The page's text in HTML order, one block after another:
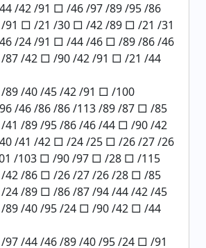
/42 /91 □ /46 /97 /89 /95 /86
91 □ /21 /30 □ /42 /89 □ /21 /31
/24 /91 □ /44 /46 □ /89 /86 /46
87 /42 □ /90 /42 /91 □ /21 /44
89 /40 /45 /42 /91 □ /100
/46 /86 /86 /113 /89 /87 □ /85
41 /89 /95 /86 /46 /44 □ /90 /42
/41 /42 □ /24 /25 □ /26 /27 /26
/103 □ /90 /97 □ /28 □ /115
42 /86 □ /26 /27 /26 /28 □ /85
24 /89 □ /86 /87 /94 /44 /42 /45
89 /40 /95 /24 □ /90 /42 □ /44
97 /44 /46 /89 /40 /95 /24 □ /91